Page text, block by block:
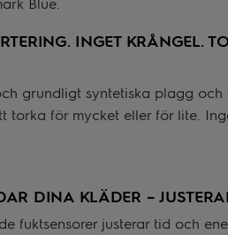
INGET KRÅNGEL.
grundligt syntetiska plagg
torka för mycket eller för lite.
DINA KLÄDER –
fuktsensorer justerar tid och